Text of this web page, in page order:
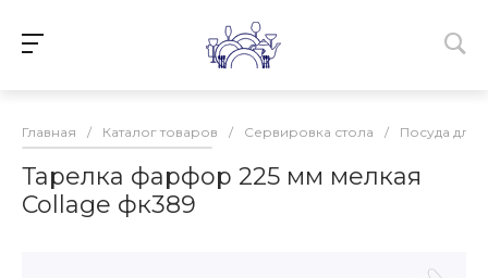
Главная / Каталог товаров / Сервировка стола / Посуда для
Тарелка фарфор 225 мм мелкая
Collage фк389